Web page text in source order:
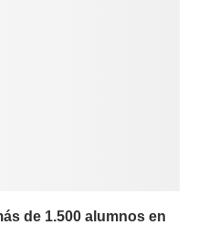
de 1.500 alumnos en